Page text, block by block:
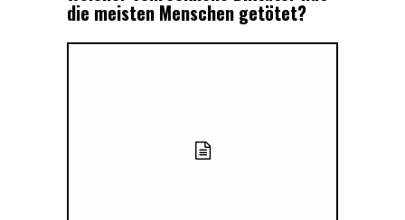
die meisten Menschen getötet?